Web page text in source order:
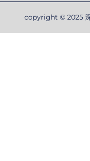
copyright © 2025 深